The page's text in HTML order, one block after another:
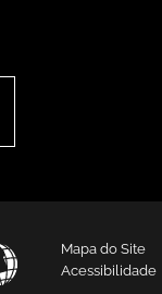
Mapa do Site
Acessibilidade